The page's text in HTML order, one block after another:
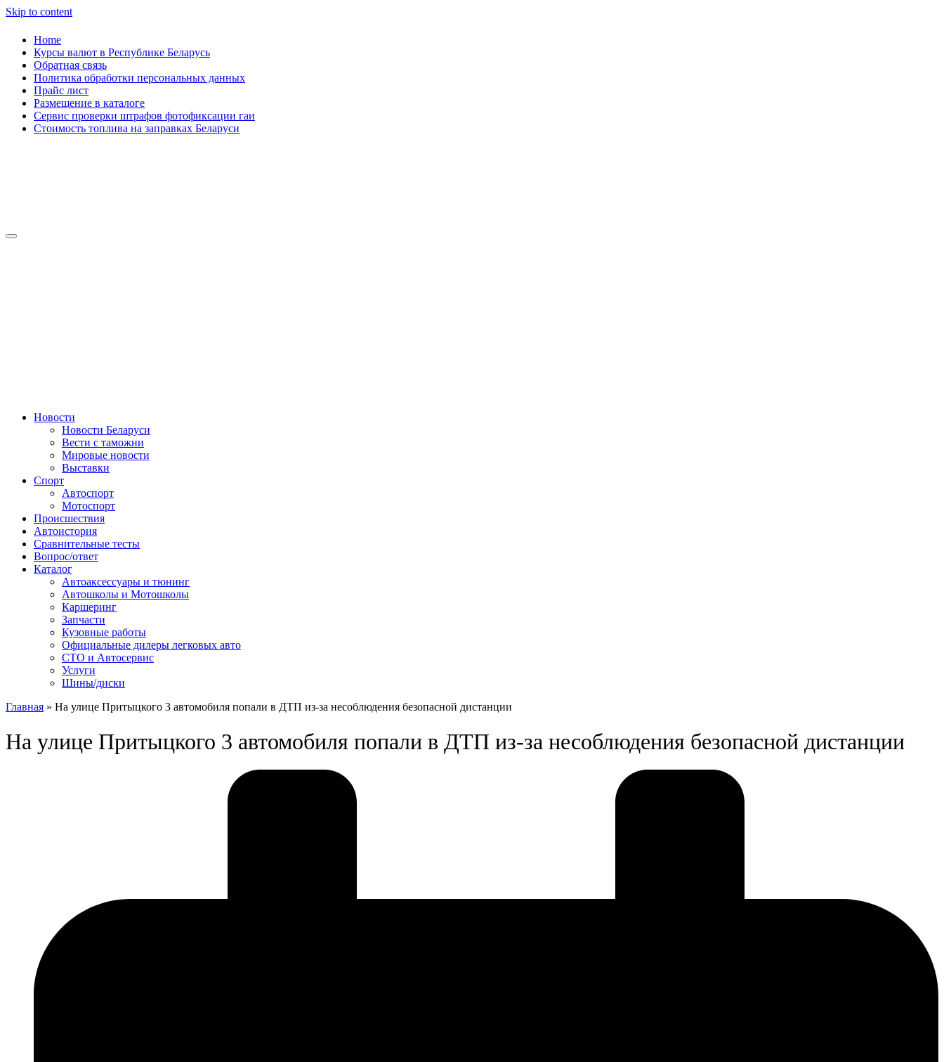
Skip to content
Home
Курсы валют в Республике Беларусь
Обратная связь
Политика обработки персональных данных
Прайс лист
Размещение в каталоге
Сервис проверки штрафов фотофиксации гаи
Стоимость топлива на заправках Беларуси
Сайт про автомобили
Новости
Новости Беларуси
Вести с таможни
Мировые новости
Выставки
Спорт
Автоспорт
Мотоспорт
Происшествия
Автоистория
Сравнительные тесты
Вопрос/ответ
Каталог
Автоакcессуары и тюнинг
Автошколы и Мотошколы
Каршеринг
Запчасти
Кузовные работы
Официальные дилеры легковых авто
СТО и Автосервис
Услуги
Шины/диски
Главная » На улице Притыцкого 3 автомобиля попали в ДТП из-за несоблюдения безопасной дистанции
На улице Притыцкого 3 автомобиля попали в ДТП из-за несоблюдения безопасной дистанции